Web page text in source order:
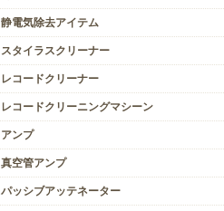
静電気除去アイテム
スタイラスクリーナー
レコードクリーナー
レコードクリーニングマシーン
アンプ
真空管アンプ
パッシブアッテネーター